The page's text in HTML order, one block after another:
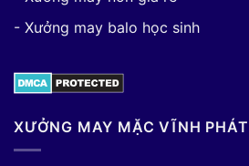
- Xưởng may balo học sinh
XƯỞNG MAY MẶC VĨNH PHÁT